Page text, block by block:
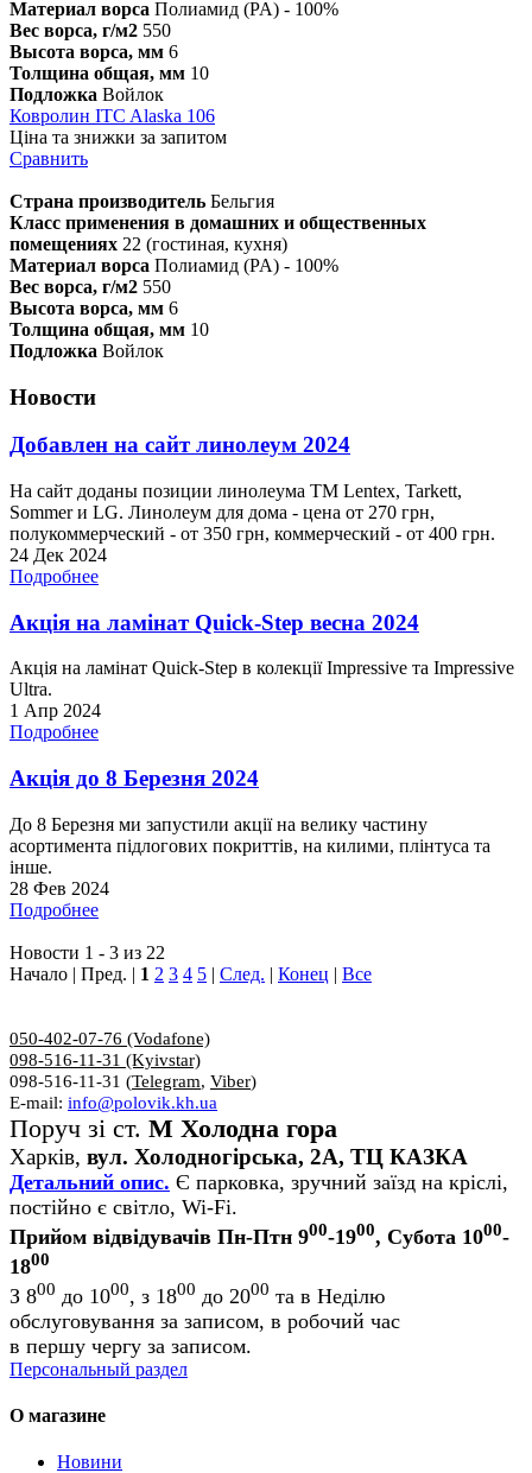
Материал ворса Полиамид (PA) - 100%
Вес ворса, г/м2 550
Высота ворса, мм 6
Толщина общая, мм 10
Подложка Войлок
Ковролин ITC Alaska 106
Ціна та знижки за запитом
Сравнить
Страна производитель Бельгия
Класс применения в домашних и общественных
помещениях 22 (гостиная, кухня)
Материал ворса Полиамид (PA) - 100%
Вес ворса, г/м2 550
Высота ворса, мм 6
Толщина общая, мм 10
Подложка Войлок
Новости
Добавлен на сайт линолеум 2024
На сайт доданы позиции линолеума ТМ Lentex, Tarkett,
Sommer и LG. Линолеум для дома - цена от 270 грн,
полукоммерческий - от 350 грн, коммерческий - от 400 грн.
24 Дек 2024
Подробнее
Акція на ламінат Quick-Step весна 2024
Акція на ламінат Quick-Step в колекції Impressive та Impressive
Ultra.
1 Апр 2024
Подробнее
Акція до 8 Березня 2024
До 8 Березня ми запустили акції на велику частину
асортимента підлогових покриттів, на килими, плінтуса та
інше.
28 Фев 2024
Подробнее
Новости 1 - 3 из 22
Начало | Пред. | 1 2 3 4 5 | След. | Конец | Все
050-402-07-76 (Vodafone)
098-516-11-31 (Kyivstar)
098-516-11-31 (Telegram, Viber)
E-mail: info@polovik.kh.ua
Поруч зі ст. М Холодна гора
Харків, вул. Холодногірська, 2А, ТЦ КАЗКА
Детальний опис. Є парковка, зручний заїзд на кріслі,
постійно є світло, Wi-Fi.
Прийом відвідувачів Пн-Птн 900-1900, Субота 1000-
1800
З 800 до 1000, з 1800 до 2000 та в Неділю
обслуговування за записом, в робочий час
в першу чергу за записом.
Персональный раздел
О магазине
Новини